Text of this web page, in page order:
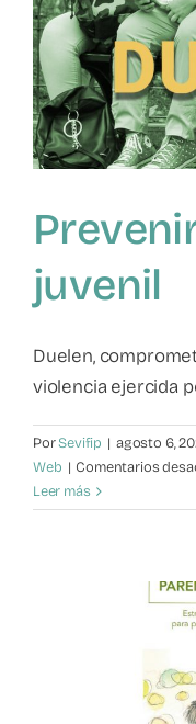
juvenil
Duelen,
violencia ejercida
PorSevifip | agosto 6,
Web | Comentarios
Leer más